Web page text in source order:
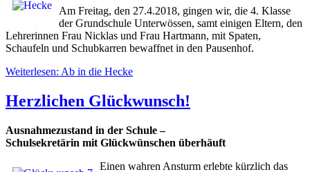
Am Freitag, den 27.4.2018, gingen wir, die 4. Klasse
der Grundschule Unterwössen, samt einigen Eltern, den
Lehrerinnen Frau Nicklas und Frau Hartmann, mit Spaten,
Schaufeln und Schubkarren bewaffnet in den Pausenhof.
Weiterlesen: Ab in die Hecke
Herzlichen Glückwunsch!
Ausnahmezustand in der Schule –
Schulsekretärin mit Glückwünschen überhäuft
Einen wahren Ansturm erlebte kürzlich das